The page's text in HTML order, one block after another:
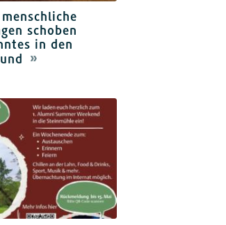
schoben
in den